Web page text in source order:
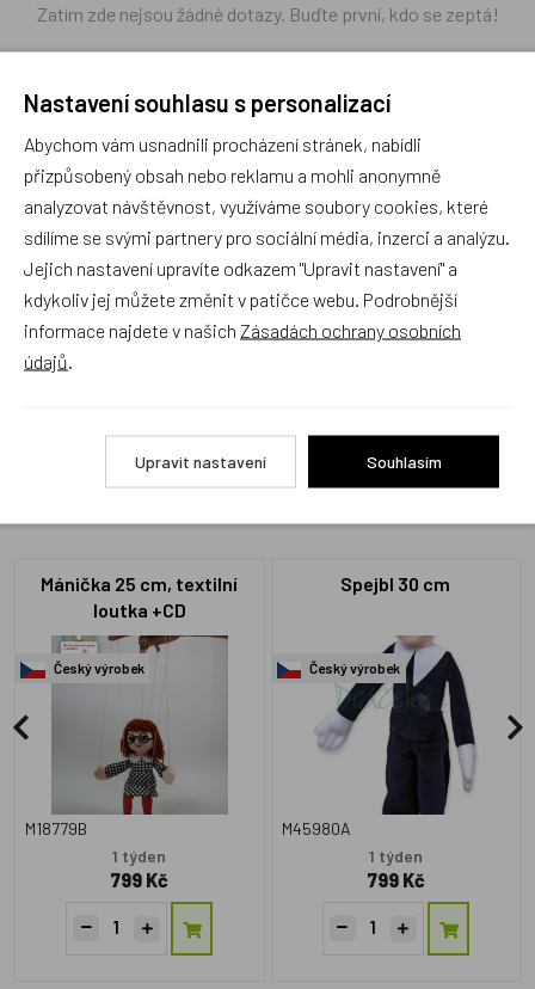
Zatím zde nejsou žádné dotazy. Buďte první, kdo se zeptá!
Recenze
Produkt zatím nemá žádné hodnocení,buďte první, kdo
produkt ohodnotí!
Přidat hodnocení
Mánička 25 cm, textilní
loutka +CD
Český výrobek
M18779B
1 týden
799 Kč
Spejbl 30 cm
Český výrobek
M45980A
1 týden
799 Kč
Nastavení souhlasu s personalizací
Abychom vám usnadnili procházení stránek, nabídli
přizpůsobený obsah nebo reklamu a mohli anonymně
analyzovat návštěvnost, využíváme soubory cookies, které
sdílíme se svými partnery pro sociální média, inzerci a analýzu.
Jejich nastavení upravíte odkazem "Upravit nastavení" a
kdykoliv jej můžete změnit v patičce webu. Podrobnější
informace najdete v našich Zásadách ochrany osobních
údajů
Upravit nastavení Souhlasím